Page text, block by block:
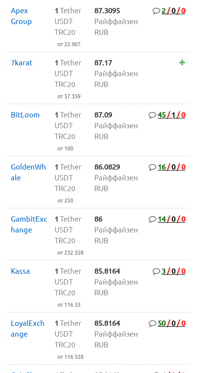
Apex
Group
1 Tether
USDT
TRC20
от 22.907
87.3095
Райффайзен
RUB
2 /0/0
7karat 1 Tether
USDT
TRC20
от 57.359
87.17
Райффайзен
RUB
BitLoom 1 Tether
USDT
TRC20
от 100
87.09
Райффайзен
RUB
45 / 1 /0
GoldenWh
ale
1 Tether
USDT
TRC20
от 250
86.0829
Райффайзен
RUB
16/0/0
GambitExc
hange
1 Tether
USDT
TRC20
от 232.558
86
Райффайзен
RUB
14/0/0
Kassa 1 Tether
USDT
TRC20
от 116.53
85.8164
Райффайзен
RUB
3 /0/0
LoyalExch
ange
1 Tether
USDT
TRC20
от 116.528
85.8164
Райффайзен
RUB
50/0/0